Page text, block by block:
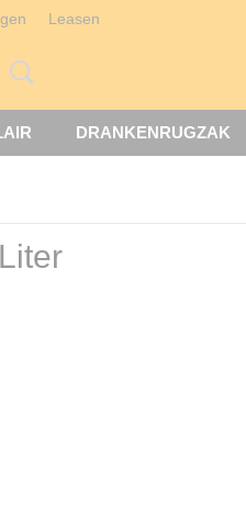
Leasen
DRANKENRUGZAK